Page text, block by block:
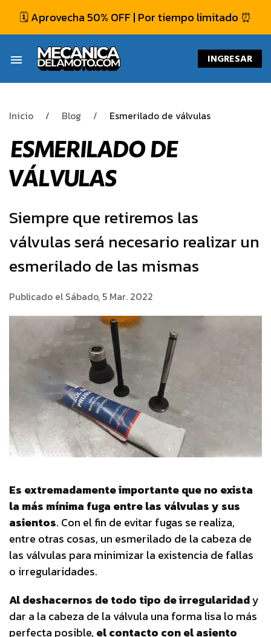
🗓️ Aprovecha 50% OFF | Por tiempo limitado ⏰
menu INGRESAR
Inicio Blog Esmerilado de válvulas
ESMERILADO DE
VÁLVULAS
Siempre que retiremos las
válvulas será necesario realizar un
esmerilado de las mismas
Publicado el Sábado, 5 Mar. 2022
Es extremadamente importante que no exista
la más mínima fuga entre las válvulas y sus
asientos. Con el fin de evitar fugas se realiza,
entre otras cosas, un esmerilado de la cabeza de
las válvulas para minimizar la existencia de fallas
o irregularidades.
Al deshacernos de todo tipo de irregularidady
dar a la cabeza de la válvula una forma lisa lo más
perfecta posible, el contacto con el asiento